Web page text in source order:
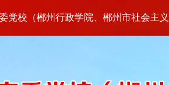
党校（郴州行政学院、郴州市社会主